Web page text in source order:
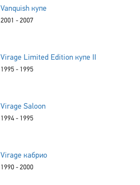
Vanquish купе
2001 - 2007
Virage Limited Edition купе II
1995 - 1995
Virage Saloon
1994 - 1995
Virage кабрио
1990 - 2000